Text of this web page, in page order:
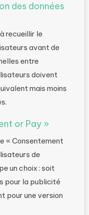
des données
recueillir le
avant de
entre
doivent
mais moins
or Pay »
« Consentement
de
un choix : soit
pour la publicité
pour une version